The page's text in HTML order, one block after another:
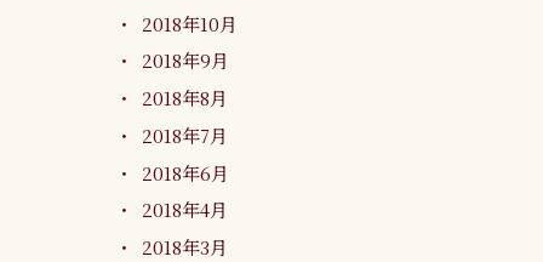
2018年10月
2018年9月
2018年8月
2018年7月
2018年6月
2018年4月
2018年3月